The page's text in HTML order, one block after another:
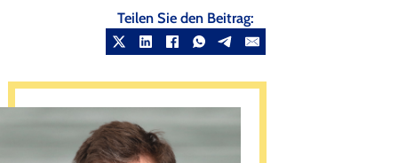
Teilen Sie den Beitrag: